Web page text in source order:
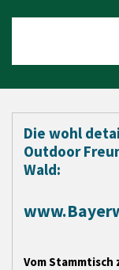
Die wohl
Outdoor
Wald:
Vom